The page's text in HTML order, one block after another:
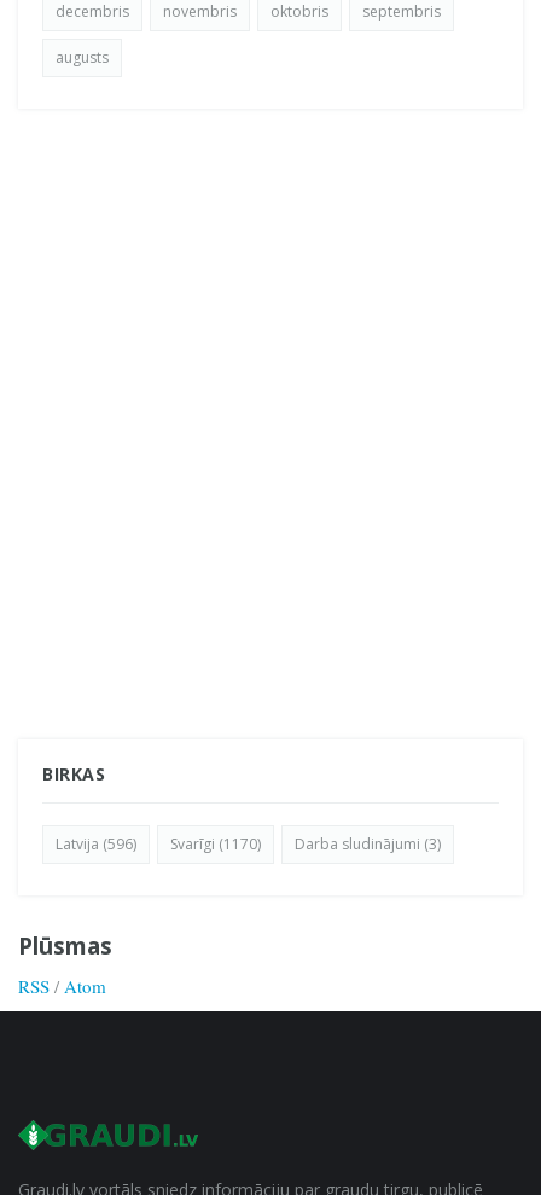
decembris novembris oktobris septembris
augusts
BIRKAS
Latvija (596) Svarīgi (1170) Darba sludinājumi (3)
Plūsmas
RSS / Atom
Graudi.lv vortāls sniedz informāciju par graudu tirgu, publicē